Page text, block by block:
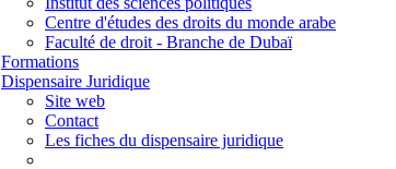
Centre d'études des droits du monde arabe
Faculté de droit - Branche de Dubaï
Formations
Dispensaire Juridique
Site web
Contact
Les fiches du dispensaire juridique